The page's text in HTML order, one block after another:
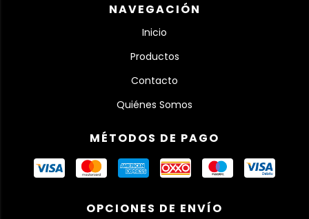
NAVEGACIÓN
Inicio
Productos
Contacto
Quiénes Somos
MÉTODOS DE PAGO
OPCIONES DE ENVÍO